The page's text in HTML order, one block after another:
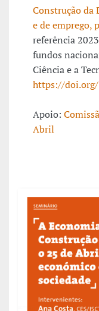
Construção da
e de emprego,
referência
fundos
Ciência e a
https://doi.org/
Apoio:
Abril